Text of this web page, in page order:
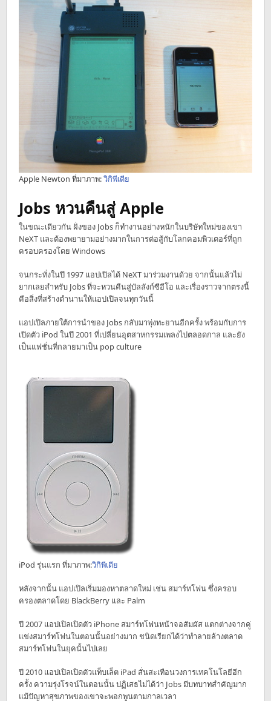
Apple Newton ที่มาภาพ:วิกิพีเดีย
Jobs หวนคืนสู่ Apple
ในขณะเดียวกัน ฝั่งของ Jobs ก็ทำงานอย่างหนักในบริษัทใหม่ของเขา
NeXT และต้องพยายามอย่างมากในการต่อสู้กับโลกคอมพิวเตอร์ที่ถูก
ครอบครองโดย Windows
จนกระทั่งในปี 1997 แอปเปิลได้ NeXT มาร่วมงานด้วย จากนั้นแล้วไม่
ยากเลยสำหรับ Jobs ที่จะหวนคืนสู่บัลลังก์ซีอีโอ และเรื่องราวจากตรงนี้
คือสิ่งที่สร้างตำนานให้แอปเปิลจนทุกวันนี้
แอปเปิลภายใต้การนำของ Jobs กลับมาพุ่งทะยานอีกครั้ง พร้อมกับการ
เปิดตัว iPod ในปี 2001 ที่เปลี่ยนอุตสาหกรรมเพลงไปตลอดกาล และยัง
เป็นแฟชั่นที่กลายมาเป็น pop culture
iPod รุ่นแรก ที่มาภาพ:วิกิพีเดีย
หลังจากนั้น แอปเปิลเริ่มมองหาตลาดใหม่ เช่น สมาร์ทโฟน ซึ่งครอบ
ครองตลาดโดย BlackBerry และ Palm
ปี 2007 แอปเปิลเปิดตัว iPhone สมาร์ทโฟนหน้าจอสัมผัส แตกต่างจากคู่
แข่งสมาร์ทโฟนในตอนนั้นอย่างมาก ชนิดเรียกได้ว่าทำลายล้างตลาด
สมาร์ทโฟนในยุคนั้นไปเลย
ปี 2010 แอปเปิลเปิดตัวแท็บเล็ต iPad สั่นสะเทือนวงการเทคโนโลยีอีก
ครั้ง ความรุ่งโรจน์ในตอนนั้น ปฏิเสธไม่ได้ว่า Jobs มีบทบาทสำคัญมาก
แม้ปัญหาสุขภาพของเขาจะพอกพูนตามกาลเวลา